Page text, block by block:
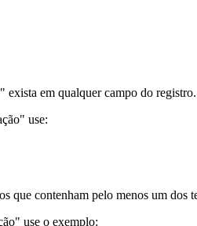
em qualquer campo do registro.
use:
que contenham pelo menos um dos
use o exemplo: